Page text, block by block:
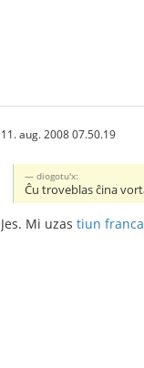
11. aug. 2008 07.50.19
diogotu'x:
Ĉu troveblas ĉina
Jes. Mi uzas tiun